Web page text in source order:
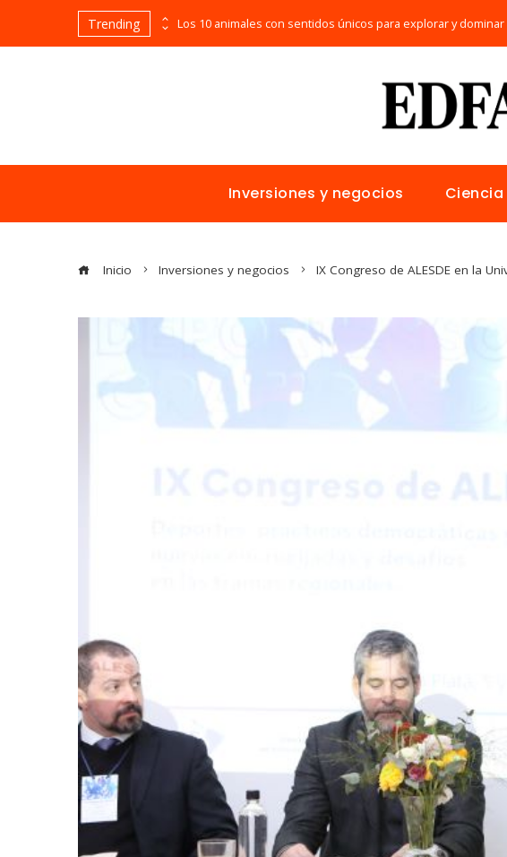
Trending Bosnia y Herzegovina: cómo reducir fragmentación económica y aumentar inversión
Inversiones y negocios
Inicio Inversiones y negocios IX Congreso de ALESDE en la